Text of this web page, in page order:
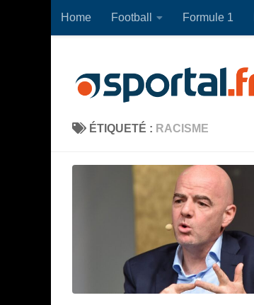
Skip to content
Home Football Formule 1
ÉTIQUETÉ : RACISME